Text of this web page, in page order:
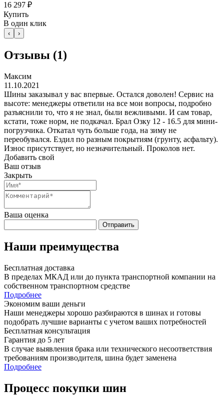
16 297 ₽
Купить
В один клик
‹ ›
Отзывы (1)
Максим
11.10.2021
Шины заказывал у вас впервые. Остался доволен! Сервис на
высоте: менеджеры ответили на все мои вопросы, подробно
разъяснили то, что я не знал, были вежливыми. И сам товар,
кстати, тоже норм, не подкачал. Брал Озку 12 - 16.5 для мини-
погрузчика. Откатал чуть больше года, на зиму не
переобувался. Ездил по разным покрытиям (грунту, асфальту).
Износ присутствует, но незначительный. Проколов нет.
Добавить свой
Ваш отзыв
Закрыть
Ваша оценка
Отправить
Наши преимущества
Бесплатная доставка
В пределах МКАД или до пункта транспортной компании на
собственном транспортном средстве
Подробнее
Экономим ваши деньги
Наши менеджеры хорошо разбираются в шинах и готовы
подобрать лучшие варианты с учетом ваших потребностей
Бесплатная консультация
Гарантия до 5 лет
В случае выявления брака или технического несоответствия
требованиям производителя, шина будет заменена
Подробнее
Процесс покупки шин